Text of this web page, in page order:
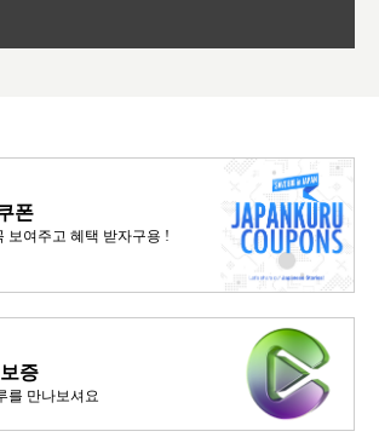
폰
보여주고 혜택 받자구용 !
증
를 만나보셔요